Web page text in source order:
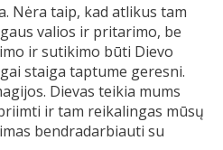
Nėra taip, kad atlikus tam
valios ir pritarimo, be
ir sutikimo būti Dievo
staiga taptume geresni.
Dievas teikia mums
ir tam reikalingas mūsų
bendradarbiauti su